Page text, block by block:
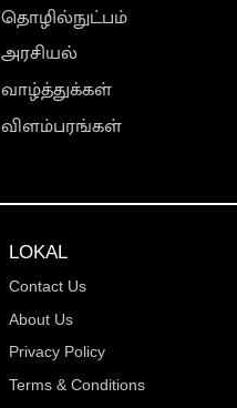
தொழில்நுட்பம்
அரசியல்
வாழ்த்துக்கள்
விளம்பரங்கள்
LOKAL
Contact Us
About Us
Privacy Policy
Terms & Conditions